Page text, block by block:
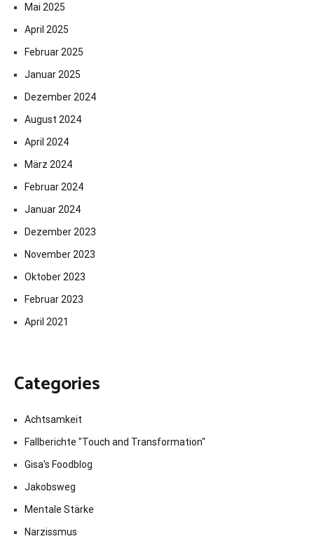
Mai 2025
April 2025
Februar 2025
Januar 2025
Dezember 2024
August 2024
April 2024
März 2024
Februar 2024
Januar 2024
Dezember 2023
November 2023
Oktober 2023
Februar 2023
April 2021
Categories
Achtsamkeit
Fallberichte "Touch and Transformation"
Gisa's Foodblog
Jakobsweg
Mentale Stärke
Narzissmus